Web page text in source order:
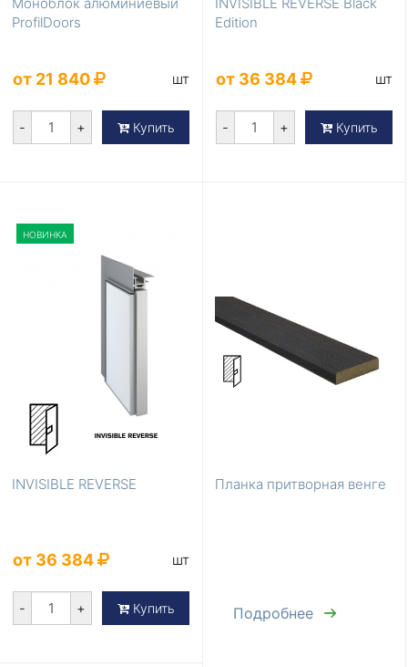
Моноблок алюминиевый
ProfilDoors
от 21 840 шт
- + Купить
INVISIBLE REVERSE Black
Edition
от 36 384 шт
- + Купить
НОВИНКА
INVISIBLE REVERSE
от 36 384 шт
- + Купить
Планка притворная венге
Подробнее